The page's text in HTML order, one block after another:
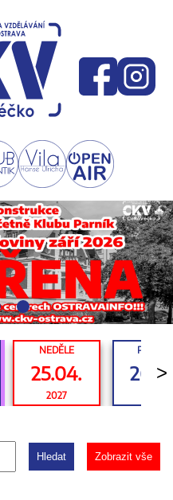
NEDĚLE
25.04.
2027
>
Hledat Zobrazit vše